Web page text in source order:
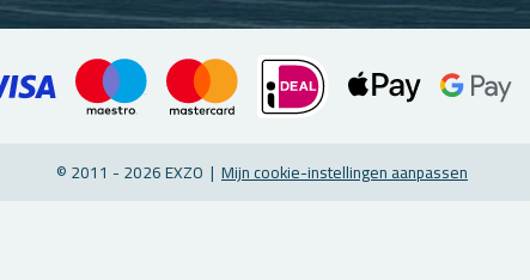
© 2011 - 2026 EXZO | Mijn coo­kie-in­stel­lin­gen aan­pas­sen